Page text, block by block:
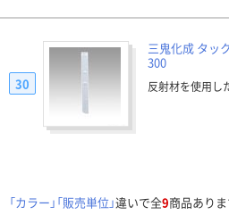
三鬼化成 タッ
300
反射材を使用し
30
「カラー」「販売単位」違いで全9商品あり